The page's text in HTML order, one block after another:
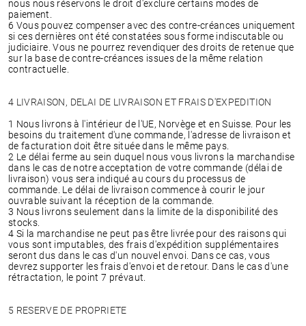
nous nous réservons le droit d'exclure certains modes de
paiement.
6 Vous pouvez compenser avec des contre-créances uniquement
si ces dernières ont été constatées sous forme indiscutable ou
judiciaire. Vous ne pourrez revendiquer des droits de retenue que
sur la base de contre-créances issues de la même relation
contractuelle.
4 LIVRAISON, DELAI DE LIVRAISON ET FRAIS D'EXPEDITION
1 Nous livrons à l'intérieur de l'UE, Norvège et en Suisse. Pour les
besoins du traitement d'une commande, l'adresse de livraison et
de facturation doit être située dans le même pays.
2 Le délai ferme au sein duquel nous vous livrons la marchandise
dans le cas de notre acceptation de votre commande (délai de
livraison) vous sera indiqué au cours du processus de
commande. Le délai de livraison commence à courir le jour
ouvrable suivant la réception de la commande.
3 Nous livrons seulement dans la limite de la disponibilité des
stocks.
4 Si la marchandise ne peut pas être livrée pour des raisons qui
vous sont imputables, des frais d'expédition supplémentaires
seront dus dans le cas d'un nouvel envoi. Dans ce cas, vous
devrez supporter les frais d'envoi et de retour. Dans le cas d'une
rétractation, le point 7 prévaut.
5 RESERVE DE PROPRIETE